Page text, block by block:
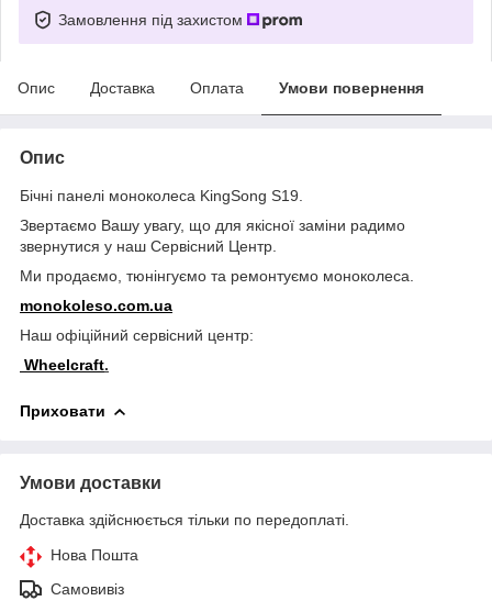
Замовлення під захистом
Опис Доставка Оплата Умови повернення
Опис
Бічні панелі моноколеса KingSong S19.
Звертаємо Вашу увагу, що для якісної заміни радимо
звернутися у наш Сервісний Центр.
Ми продаємо, тюнінгуємо та ремонтуємо моноколеса.
monokoleso.com.ua
Наш офіційний сервісний центр:
Wheelcraft.
Приховати
Умови доставки
Доставка здійснюється тільки по передоплаті.
Нова Пошта
Самовивіз